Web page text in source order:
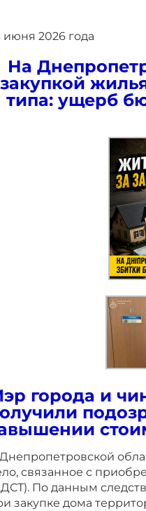
июня 2026 года
На
закупкой
типа: ущерб
города и
связанное с
По данным
закупке дома